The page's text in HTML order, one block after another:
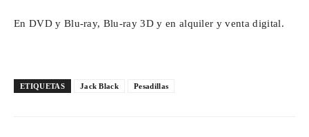
En DVD y Blu-ray, Blu-ray 3D y en alquiler y venta digital.
ETIQUETAS Jack Black Pesadillas